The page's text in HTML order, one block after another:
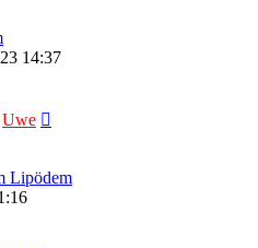
14:37
Uwe
Lipödem